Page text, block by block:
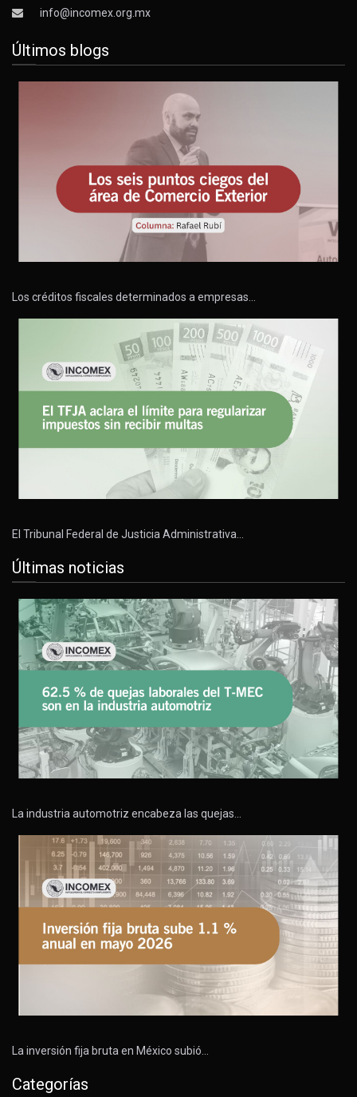
info@incomex.org.mx
Últimos blogs
Los créditos fiscales determinados a empresas…
El Tribunal Federal de Justicia Administrativa…
Últimas noticias
La industria automotriz encabeza las quejas…
La inversión fija bruta en México subió…
Categorías